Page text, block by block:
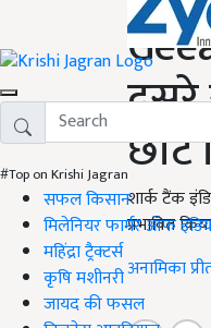
#Top on Krishi Jagran
सफल किसान
मिलेनियर फार्मर ऑफ
महिंद्रा ट्रैक्टर्स
कृषि मशीनरी
जायद की फसल
दूसरे
छोटे
शार्क टैंक
प्रभावित
अनामिका